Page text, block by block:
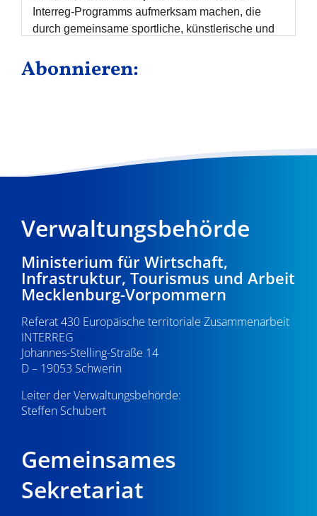
Abonnieren:
Verwaltungsbehörde
Ministerium für Wirtschaft,
Infrastruktur, Tourismus und Arbeit
Mecklenburg-Vorpommern
Referat 430 Europäische territoriale Zusammenarbeit
INTERREG
Johannes-Stelling-Straße 14
D – 19053 Schwerin
Leiter der Verwaltungsbehörde:
Steffen Schubert
Gemeinsames
Sekretariat